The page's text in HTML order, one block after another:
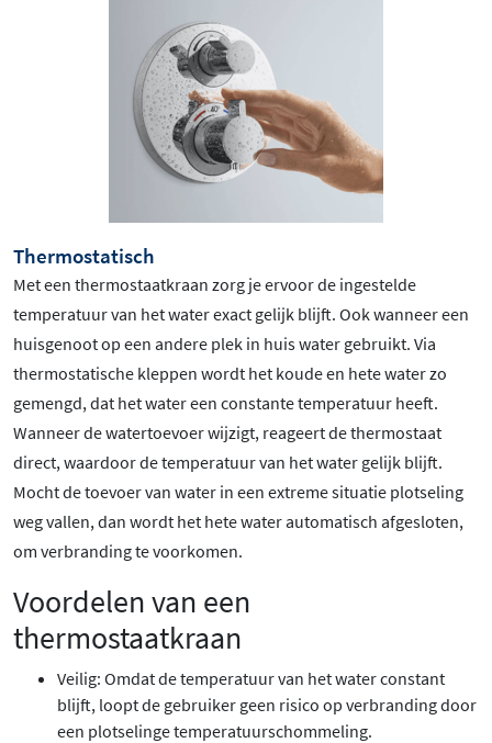
Thermostatisch
Met een thermostaatkraan zorg je ervoor de ingestelde
temperatuur van het water exact gelijk blijft. Ook wanneer een
huisgenoot op een andere plek in huis water gebruikt. Via
thermostatische kleppen wordt het koude en hete water zo
gemengd, dat het water een constante temperatuur heeft.
Wanneer de watertoevoer wijzigt, reageert de thermostaat
direct, waardoor de temperatuur van het water gelijk blijft.
Mocht de toevoer van water in een extreme situatie plotseling
weg vallen, dan wordt het hete water automatisch afgesloten,
om verbranding te voorkomen.
Voordelen van een
thermostaatkraan
Veilig: Omdat de temperatuur van het water constant
blijft, loopt de gebruiker geen risico op verbranding door
een plotselinge temperatuurschommeling.